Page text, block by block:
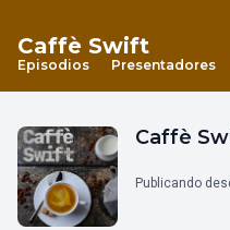
Caffè Swift
Episodios Presentadores
Caffè
Publicando